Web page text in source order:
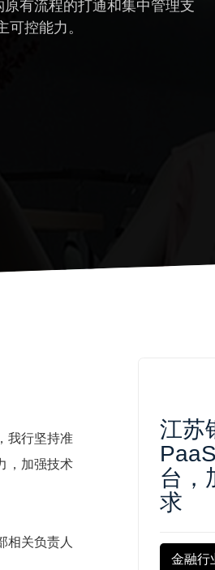
有流程的打通和集中管理支
控能力。
我行坚持准
，加强技术
关负责人
江苏
台，
求
金融行